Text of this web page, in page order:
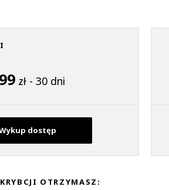
zł - 30 dni
dostęp
OTRZYMASZ: